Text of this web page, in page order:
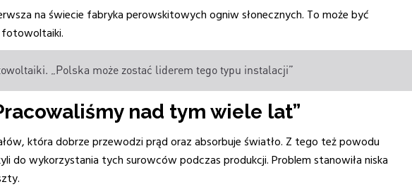
na świecie fabryka perowskitowych ogniw słonecznych. To może być
fotowoltaiki.
„Polska może zostać liderem tego typu instalacji”
nad tym wiele lat”
która dobrze przewodzi prąd oraz absorbuje światło. Z tego też powodu
do wykorzystania tych surowców podczas produkcji. Problem stanowiła niska